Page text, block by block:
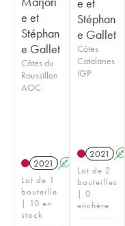
e et
Stéphan
e Gallet
Côtes du
Roussillon
AOC
2021 A
Lot de 1
bouteille
| 10 en
stock
Stéphan
e Gallet
Côtes
Catalanes
IGP
2021 A
Lot de 2
bouteilles
| 0
enchère